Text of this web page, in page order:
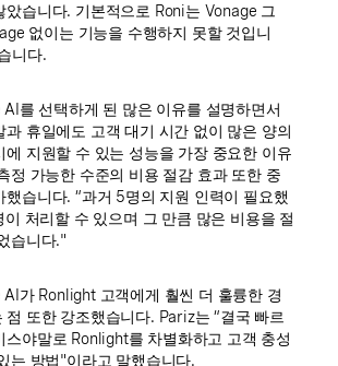
았습니다. 기본적으로 Roni는 Vonage 그
없이는 기능을 수행하지 못할 것입니
니다.
를 선택하게 된 많은 이유를 설명하면서
과 휴일에도 고객 대기 시간 없이 많은 양의
에 지원할 수 있는 성능을 가장 중요한 이유
정 가능한 수준의 비용 절감 효과 또한 중
했습니다. “과거 5명의 지원 인력이 필요했
처리할 수 있으며 그 만큼 많은 비용을 절
습니다."
가 Ronlight 고객에게 훨씬 더 훌륭한 경
점 또한 강조했습니다. Pariz는 “결국 빠르
스야말로 Ronlight를 차별화하고 고객 충성
는 방법"이라고 말했습니다.